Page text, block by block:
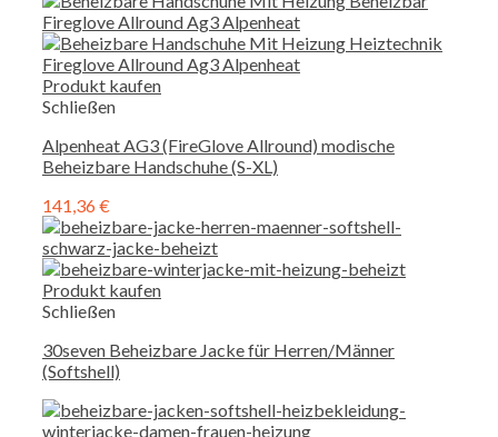
Produkt kaufen
Schließen
Alpenheat AG3 (FireGlove Allround) modische
Beheizbare Handschuhe (S-XL)
141,36€
Produkt kaufen
Schließen
30seven Beheizbare Jacke für Herren/Männer
(Softshell)